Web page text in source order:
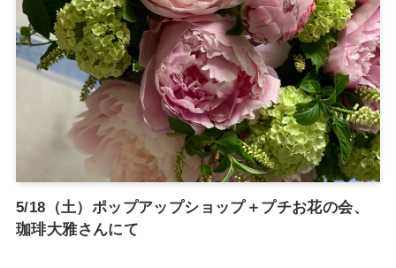
5/18（土）ポップアップショップ＋プチお花の会、
珈琲大雅さんにて